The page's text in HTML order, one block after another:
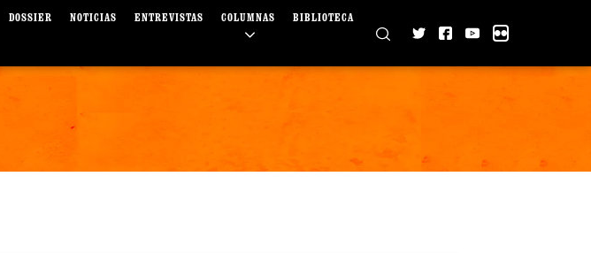
DOSSIER NOTICIAS ENTREVISTAS COLUMNAS BIBLIOTECA